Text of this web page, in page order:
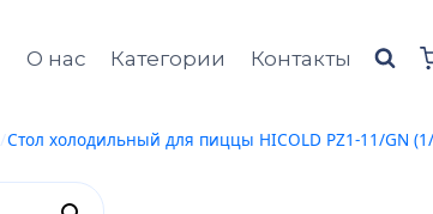
О нас Категории Контакты
/Стол холодильный для пиццы HICOLD PZ1-11/GN